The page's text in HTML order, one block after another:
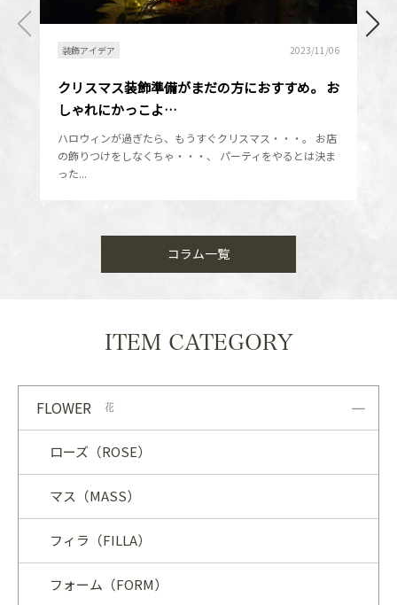
装飾アイデア 2023/11/06
クリスマス装飾準備がまだの方におすすめ。 お
しゃれにかっこよ…
ハロウィンが過ぎたら、もうすぐクリスマス・・・。 お店
の飾りつけをしなくちゃ・・・、 パーティをやるとは決ま
った...
コラム一覧
ITEM CATEGORY
FLOWER 花
ローズ（ROSE）
マス（MASS）
フィラ（FILLA）
フォーム（FORM）